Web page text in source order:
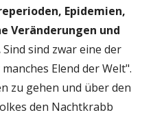
Epidemien,
Veränderungen und
Sind sind zwar eine der
Elend der Welt".
zu gehen und über den
den Nachtkrabb